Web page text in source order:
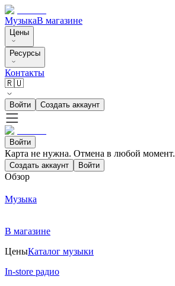
МузыкаВ магазине
Цены
Ресурсы
Контакты
🇷🇺
Войти Создать аккаунт
Войти
Карта не нужна. Отмена в любой момент.
Создать аккаунт Войти
Обзор
Музыка
В магазине
ЦеныКаталог музыки
In-store радио